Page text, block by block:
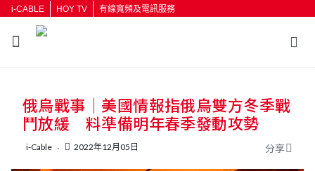
i-CABLE HOY TV 有線寬頻及電訊服務
按輸入鍵開始搜尋
俄烏戰事｜美國情報指俄烏雙方冬季戰
鬥放緩 料準備明年春季發動攻勢
i-Cable 2022年12月05日 分享